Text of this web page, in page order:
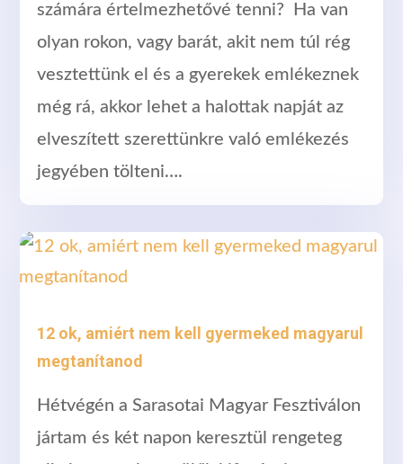
számára értelmezhetővé tenni? Ha van
olyan rokon, vagy barát, akit nem túl rég
vesztettünk el és a gyerekek emlékeznek
még rá, akkor lehet a halottak napját az
elveszített szerettünkre való emlékezés
jegyében tölteni….
12 ok, amiért nem kell gyermeked magyarul
megtanítanod
Hétvégén a Sarasotai Magyar Fesztiválon
jártam és két napon keresztül rengeteg